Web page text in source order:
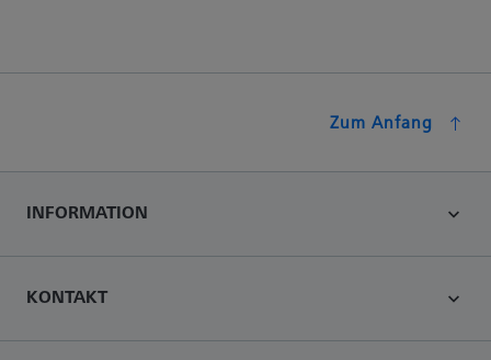
Zum Anfang
INFORMATION
KONTAKT